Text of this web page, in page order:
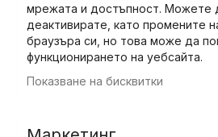
“Национална дистрибуция” ЕАД
София, бул.
мрежата и достъпност. Можете
деактивирате, като промените
браузъра си, но това може да
функционирането на уебсайта.
Показване на бисквитки